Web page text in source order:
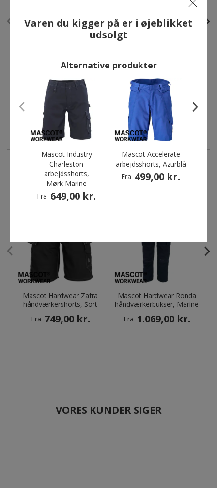
Mascot Hardwear Zafra
749,00 kr.
Engel Combat
301,00 kr.
ANDRE HAR OGSÅ KØBT
Mascot Hardwear Zafra
håndværkershorts, Sort
Fra 749,00 kr.
Mascot Hardwear Ronda
håndværkerbukser, Marine
Fra 1.069,00 kr.
Varen du kigger på er i øjeblikket
udsolgt
Alternative produkter
Mascot Industry
Charleston
arbejdsshorts,
Mørk Marine
Fra 649,00 kr.
Mascot Accelerate
arbejdsshorts, Azurblå
Fra 499,00 kr.
VORES KUNDER SIGER